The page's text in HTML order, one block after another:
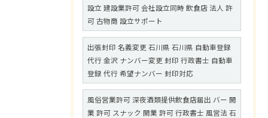
設立 建設業許可 会社設立同時 飲食店 法人 許
可 古物商 設立サポート
出張封印 名義変更 石川県 石川県 自動車登録
代行 金沢 ナンバー変更 封印 行政書士 自動車
登録 代行 希望ナンバー 封印対応
風俗営業許可 深夜酒類提供飲食店届出 バー 開
業 許可 スナック 開業 許可 行政書士 風営法 石